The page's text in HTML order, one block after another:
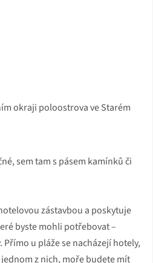
okraji poloostrova ve Starém
sem tam s pásem kamínků či
zástavbou a poskytuje
byste mohli potřebovat –
u pláže se nacházejí hotely,
z nich, moře budete mít